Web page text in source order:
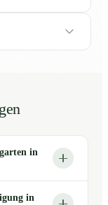
in
in